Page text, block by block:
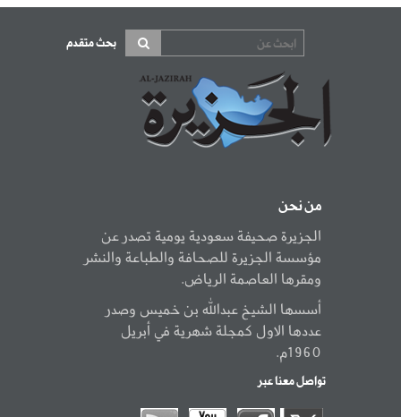
بحث متقدم
من نحن
الجزيرة صحيفة سعودية يومية تصدر عن
مؤسسة الجزيرة للصحافة والطباعة والنشر
ومقرها العاصمة الرياض.
أسسها الشيخ عبدالله بن خميس وصدر
عددها الاول كمجلة شهرية في أبريل
1960م.
تواصل معنا عبر